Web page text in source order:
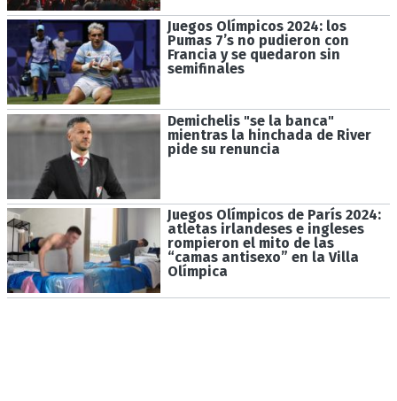
Juegos Olímpicos 2024: los
Pumas 7’s no pudieron con
Francia y se quedaron sin
semifinales
Demichelis "se la banca"
mientras la hinchada de River
pide su renuncia
Juegos Olímpicos de París 2024:
atletas irlandeses e ingleses
rompieron el mito de las
“camas antisexo” en la Villa
Olímpica